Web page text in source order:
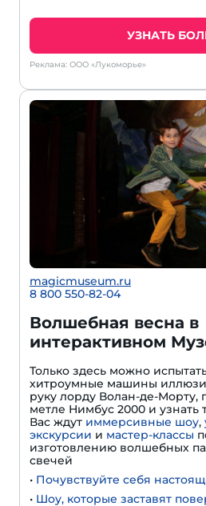
УЗНАТЬ
Реклама: ООО «Лукоморье»
magicmuseum.ru
8 800 550-82-04
Волшебная весна в
интерактивном
Только здесь можно
хитроумные машины
руку лорду Волан-де-Морту,
метле Нимбус 2000 и узнать
Вас ждут иммерсивные шоу,
экскурсии и мастер-классы
изготовлению волшебных
свечей
• Почувствуйте себя
• Шоу, которые заставят